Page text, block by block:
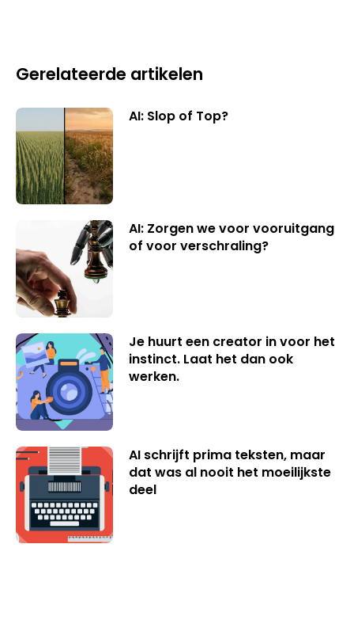
Gerelateerde artikelen
AI: Slop of Top?
AI: Zorgen we voor vooruitgang
of voor verschraling?
Je huurt een creator in voor het
instinct. Laat het dan ook
werken.
AI schrijft prima teksten, maar
dat was al nooit het moeilijkste
deel